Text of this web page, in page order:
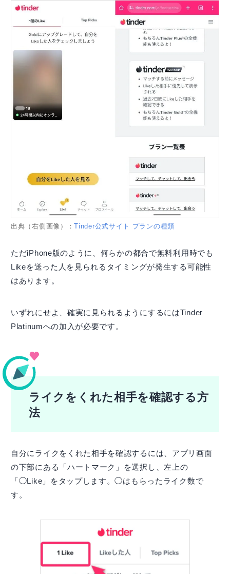
出典（右側画像）：Tinder公式サイト プランの種類
ただiPhone版のように、何らかの都合で無料利用時でも
Likeを送った人を見られるタイミングが発生する可能性
はあります。
いずれにせよ、確実に見られるようにするにはTinder
Platinumへの加入が必要です。
ライクをくれた相手を確認する方
法
自分にライクをくれた相手を確認するには、アプリ画面
の下部にある「ハートマーク」を選択し、左上の
「◯Like」をタップします。◯はもらったライク数で
す。